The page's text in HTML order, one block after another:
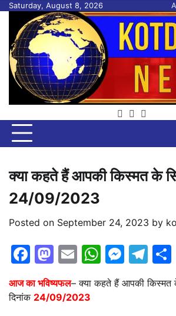
Skip
content
Saturday, August 8, 2026
facebook
twitter
क्या कहते हैं आपकी किस्मत के
24/09/2023
Posted on September 24, 2023 by
Facebook
Mastodon
Email
आज का भविष्यफल– क्या कहते हैं आपकी किस्मत
दिनांक 24/09/2023